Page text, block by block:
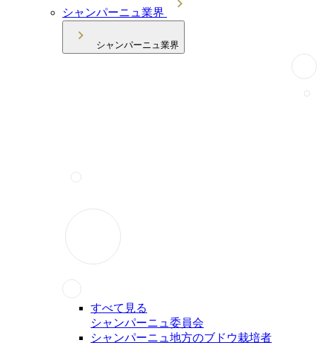
シャンパーニュ業界
シャンパーニュ業界
すべて見る
シャンパーニュ委員会
シャンパーニュ地方のブドウ栽培者